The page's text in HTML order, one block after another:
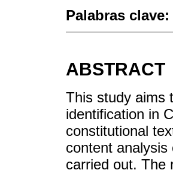
Palabras clave:
ABSTRACT
This study aims
identification in
constitutional
content
carried out. The